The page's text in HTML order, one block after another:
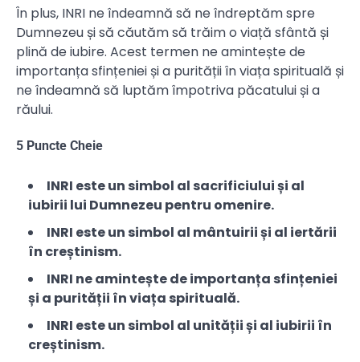
În plus, INRI ne îndeamnă să ne îndreptăm spre
Dumnezeu și să căutăm să trăim o viață sfântă și
plină de iubire. Acest termen ne amintește de
importanța sfințeniei și a purității în viața spirituală și
ne îndeamnă să luptăm împotriva păcatului și a
răului.
5 Puncte Cheie
INRI este un simbol al sacrificiului și al
iubirii lui Dumnezeu pentru omenire.
INRI este un simbol al mântuirii și al iertării
în creștinism.
INRI ne amintește de importanța sfințeniei
și a purității în viața spirituală.
INRI este un simbol al unității și al iubirii în
creștinism.